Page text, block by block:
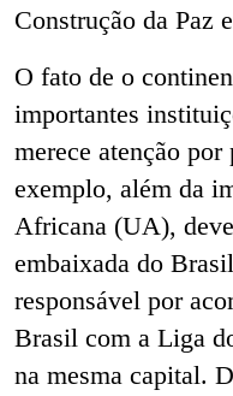
Construção da Paz
O fato de o
importantes
merece atenção
exemplo, além da
Africana (UA),
embaixada do
responsável por
Brasil com a Liga
na mesma capital.